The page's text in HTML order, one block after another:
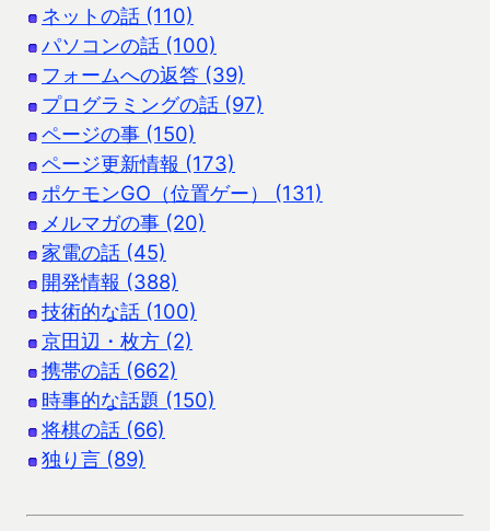
ネットの話 (110)
パソコンの話 (100)
フォームへの返答 (39)
プログラミングの話 (97)
ページの事 (150)
ページ更新情報 (173)
ポケモンGO（位置ゲー） (131)
メルマガの事 (20)
家電の話 (45)
開発情報 (388)
技術的な話 (100)
京田辺・枚方 (2)
携帯の話 (662)
時事的な話題 (150)
将棋の話 (66)
独り言 (89)